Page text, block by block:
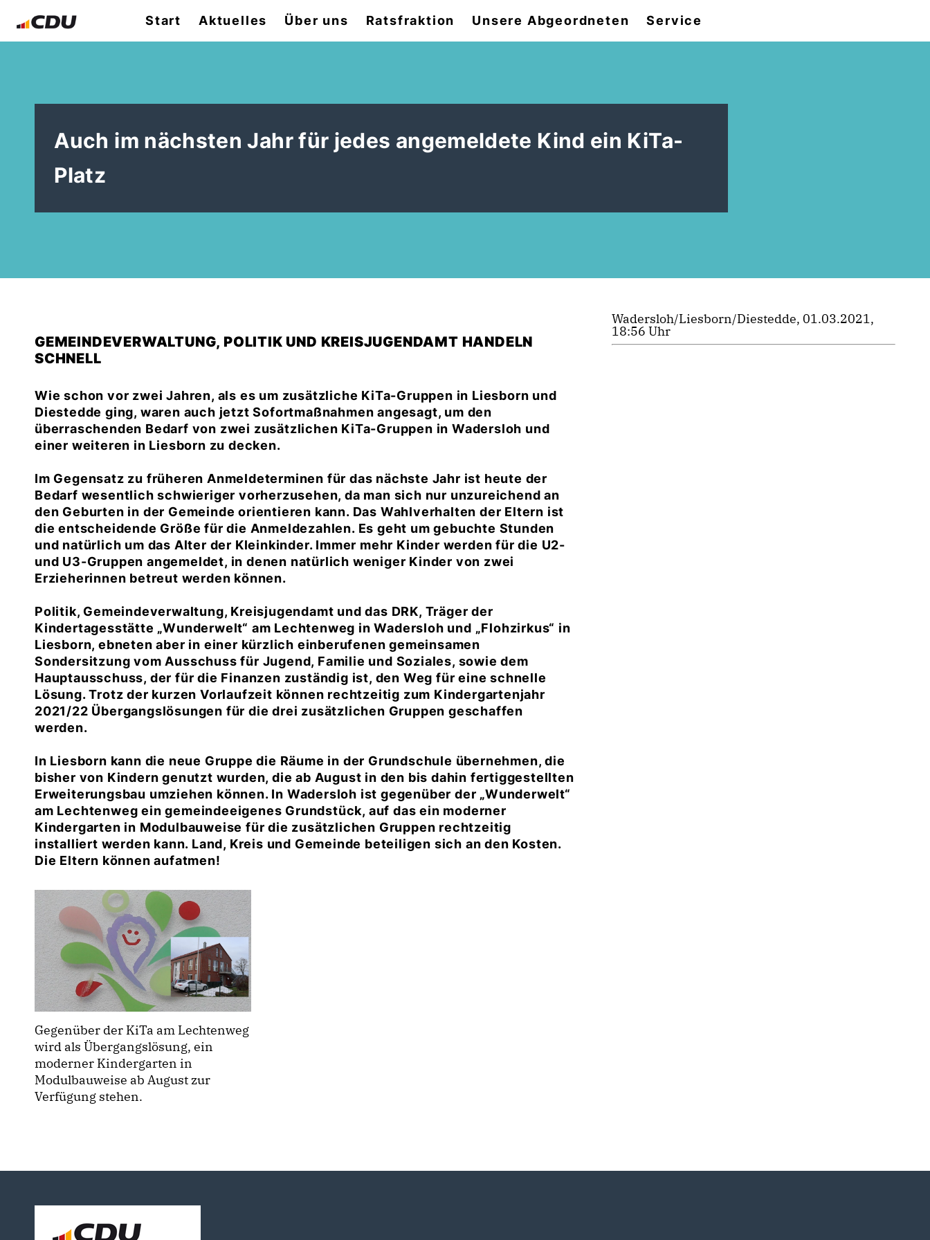
Start Aktuelles Über uns Ratsfraktion Unsere Abgeordneten Service
Auch im nächsten Jahr für jedes angemeldete Kind ein KiTa-
Platz
GEMEINDEVERWALTUNG, POLITIK UND KREISJUGENDAMT HANDELN
SCHNELL
Wie schon vor zwei Jahren, als es um zusätzliche KiTa-Gruppen in Liesborn und
Diestedde ging, waren auch jetzt Sofortmaßnahmen angesagt, um den
überraschenden Bedarf von zwei zusätzlichen KiTa-Gruppen in Wadersloh und
einer weiteren in Liesborn zu decken.
Im Gegensatz zu früheren Anmeldeterminen für das nächste Jahr ist heute der
Bedarf wesentlich schwieriger vorherzusehen, da man sich nur unzureichend an
den Geburten in der Gemeinde orientieren kann. Das Wahlverhalten der Eltern ist
die entscheidende Größe für die Anmeldezahlen. Es geht um gebuchte Stunden
und natürlich um das Alter der Kleinkinder. Immer mehr Kinder werden für die U2-
und U3-Gruppen angemeldet, in denen natürlich weniger Kinder von zwei
Erzieherinnen betreut werden können.
Politik, Gemeindeverwaltung, Kreisjugendamt und das DRK, Träger der
Kindertagesstätte „Wunderwelt“ am Lechtenweg in Wadersloh und „Flohzirkus“ in
Liesborn, ebneten aber in einer kürzlich einberufenen gemeinsamen
Sondersitzung vom Ausschuss für Jugend, Familie und Soziales, sowie dem
Hauptausschuss, der für die Finanzen zuständig ist, den Weg für eine schnelle
Lösung. Trotz der kurzen Vorlaufzeit können rechtzeitig zum Kindergartenjahr
2021/22 Übergangslösungen für die drei zusätzlichen Gruppen geschaffen
werden.
In Liesborn kann die neue Gruppe die Räume in der Grundschule übernehmen, die
bisher von Kindern genutzt wurden, die ab August in den bis dahin fertiggestellten
Erweiterungsbau umziehen können. In Wadersloh ist gegenüber der „Wunderwelt“
am Lechtenweg ein gemeindeeigenes Grundstück, auf das ein moderner
Kindergarten in Modulbauweise für die zusätzlichen Gruppen rechtzeitig
installiert werden kann. Land, Kreis und Gemeinde beteiligen sich an den Kosten.
Die Eltern können aufatmen!
Gegenüber der KiTa am Lechtenweg
wird als Übergangslösung, ein
moderner Kindergarten in
Modulbauweise ab August zur
Verfügung stehen.
Wadersloh/Liesborn/Diestedde, 01.03.2021,
18:56 Uhr